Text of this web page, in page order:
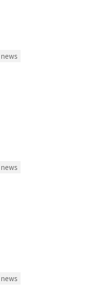
news
news
news